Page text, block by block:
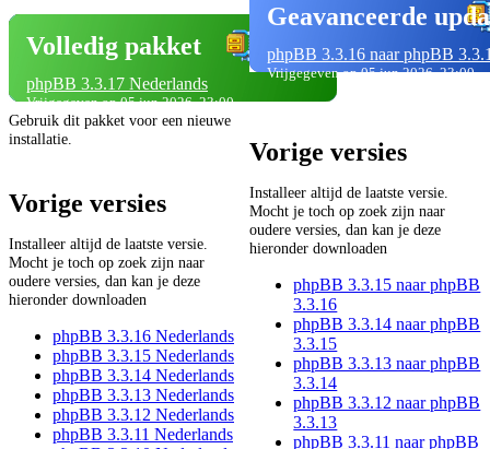
Volledig pakket
phpBB 3.3.17 Nederlands
Vrijgegeven op 05 jun 2026, 23:00
Gebruik dit pakket voor een nieuwe
installatie.
Vorige versies
Installeer altijd de laatste versie.
Mocht je toch op zoek zijn naar
oudere versies, dan kan je deze
hieronder downloaden
phpBB 3.3.16 Nederlands
phpBB 3.3.15 Nederlands
phpBB 3.3.14 Nederlands
phpBB 3.3.13 Nederlands
phpBB 3.3.12 Nederlands
phpBB 3.3.11 Nederlands
Geavanceerde
phpBB 3.3.16 naar phpBB
Vrijgegeven op 05 jun 2026, 23:00
Vorige versies
Installeer altijd de laatste versie.
Mocht je toch op zoek zijn naar
oudere versies, dan kan je deze
hieronder downloaden
phpBB 3.3.15 naar phpBB
3.3.16
phpBB 3.3.14 naar phpBB
3.3.15
phpBB 3.3.13 naar phpBB
3.3.14
phpBB 3.3.12 naar phpBB
3.3.13
phpBB 3.3.11 naar phpBB